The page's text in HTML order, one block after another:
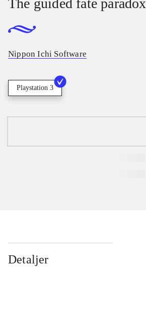
The guided fate paradox
Nippon Ichi Software
Playstation 3
Detaljer